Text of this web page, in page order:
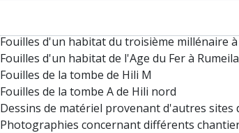
Fouilles d'un habitat du troisième millénaire
Fouilles d'un habitat de l'Age du Fer à
Fouilles de la tombe de Hili M
Fouilles de la tombe A de Hili nord
Dessins de matériel provenant d'autres sites
Photographies concernant différents